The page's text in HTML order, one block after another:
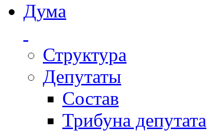
Дума
Структура
Депутаты
Состав
Трибуна депутата